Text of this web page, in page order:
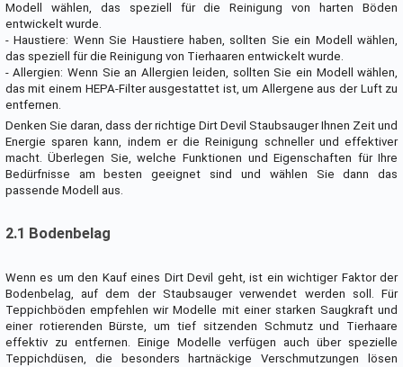
Modell wählen, das speziell für die Reinigung von harten Böden
entwickelt wurde.
- Haustiere: Wenn Sie Haustiere haben, sollten Sie ein Modell wählen,
das speziell für die Reinigung von Tierhaaren entwickelt wurde.
- Allergien: Wenn Sie an Allergien leiden, sollten Sie ein Modell wählen,
das mit einem HEPA-Filter ausgestattet ist, um Allergene aus der Luft zu
entfernen.
Denken Sie daran, dass der richtige Dirt Devil Staubsauger Ihnen Zeit und
Energie sparen kann, indem er die Reinigung schneller und effektiver
macht. Überlegen Sie, welche Funktionen und Eigenschaften für Ihre
Bedürfnisse am besten geeignet sind und wählen Sie dann das
passende Modell aus.
2.1 Bodenbelag
Wenn es um den Kauf eines Dirt Devil geht, ist ein wichtiger Faktor der
Bodenbelag, auf dem der Staubsauger verwendet werden soll. Für
Teppichböden empfehlen wir Modelle mit einer starken Saugkraft und
einer rotierenden Bürste, um tief sitzenden Schmutz und Tierhaare
effektiv zu entfernen. Einige Modelle verfügen auch über spezielle
Teppichdüsen, die besonders hartnäckige Verschmutzungen lösen